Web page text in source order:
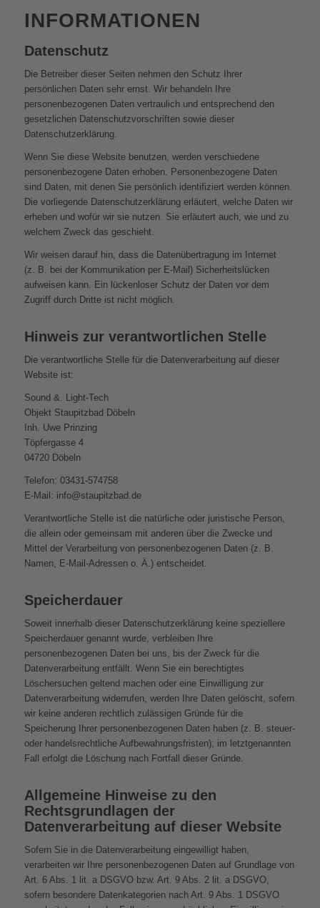
INFORMATIONEN
Datenschutz
Die Betreiber dieser Seiten nehmen den Schutz Ihrer
persönlichen Daten sehr ernst. Wir behandeln Ihre
personenbezogenen Daten vertraulich und entsprechend den
gesetzlichen Datenschutzvorschriften sowie dieser
Datenschutzerklärung.
Wenn Sie diese Website benutzen, werden verschiedene
personenbezogene Daten erhoben. Personenbezogene Daten
sind Daten, mit denen Sie persönlich identifiziert werden können.
Die vorliegende Datenschutzerklärung erläutert, welche Daten wir
erheben und wofür wir sie nutzen. Sie erläutert auch, wie und zu
welchem Zweck das geschieht.
Wir weisen darauf hin, dass die Datenübertragung im Internet
(z. B. bei der Kommunikation per E-Mail) Sicherheitslücken
aufweisen kann. Ein lückenloser Schutz der Daten vor dem
Zugriff durch Dritte ist nicht möglich.
Hinweis zur verantwortlichen Stelle
Die verantwortliche Stelle für die Datenverarbeitung auf dieser
Website ist:
Sound &. Light-Tech
Objekt Staupitzbad Döbeln
Inh. Uwe Prinzing
Töpfergasse 4
04720 Döbeln
Telefon: 03431-574758
E-Mail: info@staupitzbad.de
Verantwortliche Stelle ist die natürliche oder juristische Person,
die allein oder gemeinsam mit anderen über die Zwecke und
Mittel der Verarbeitung von personenbezogenen Daten (z. B.
Namen, E-Mail-Adressen o. Ä.) entscheidet.
Speicherdauer
Soweit innerhalb dieser Datenschutzerklärung keine speziellere
Speicherdauer genannt wurde, verbleiben Ihre
personenbezogenen Daten bei uns, bis der Zweck für die
Datenverarbeitung entfällt. Wenn Sie ein berechtigtes
Löschersuchen geltend machen oder eine Einwilligung zur
Datenverarbeitung widerrufen, werden Ihre Daten gelöscht, sofern
wir keine anderen rechtlich zulässigen Gründe für die
Speicherung Ihrer personenbezogenen Daten haben (z. B. steuer-
oder handelsrechtliche Aufbewahrungsfristen); im letztgenannten
Fall erfolgt die Löschung nach Fortfall dieser Gründe.
Allgemeine Hinweise zu den
Rechtsgrundlagen der
Datenverarbeitung auf dieser Website
Sofern Sie in die Datenverarbeitung eingewilligt haben,
verarbeiten wir Ihre personenbezogenen Daten auf Grundlage von
Art. 6 Abs. 1 lit. a DSGVO bzw. Art. 9 Abs. 2 lit. a DSGVO,
sofern besondere Datenkategorien nach Art. 9 Abs. 1 DSGVO